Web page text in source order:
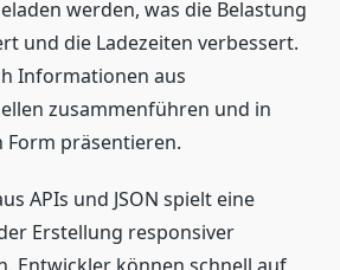
werden, was die Belastung
und die Ladezeiten verbessert.
Informationen aus
zusammenführen und in
Form präsentieren.
APIs und JSON spielt eine
Erstellung responsiver